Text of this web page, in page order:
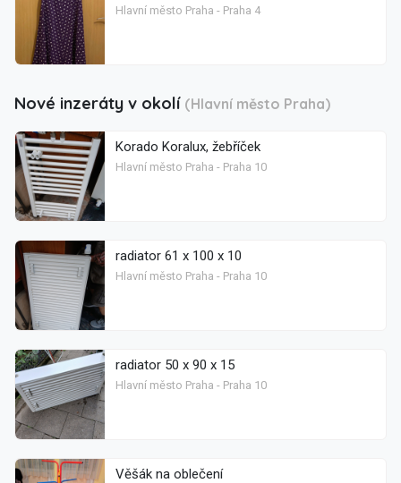
Hlavní město Praha - Praha 4
Nové inzeráty v okolí (Hlavní město Praha)
Korado Koralux, žebříček
Hlavní město Praha - Praha 10
radiator 61 x 100 x 10
Hlavní město Praha - Praha 10
radiator 50 x 90 x 15
Hlavní město Praha - Praha 10
Věšák na oblečení